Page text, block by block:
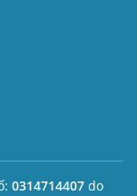
0314714407 do